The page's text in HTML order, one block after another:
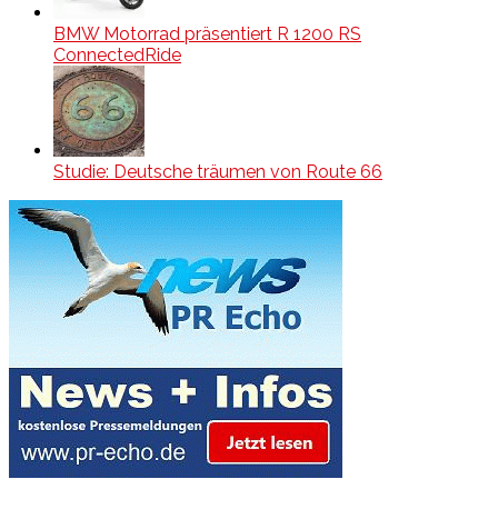
BMW Motorrad präsentiert R 1200 RS
ConnectedRide
Studie: Deutsche träumen von Route 66